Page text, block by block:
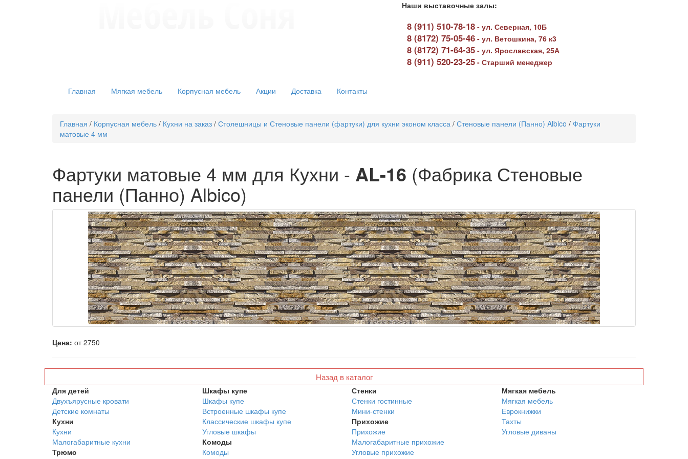
Наши выставочные залы:
8 (911) 510-78-18- ул. Северная, 10Б
8 (8172) 75-05-46- ул. Ветошкина, 76 к3
8 (8172) 71-64-35- ул. Ярославская, 25А
8 (911) 520-23-25- Старший менеджер
Главная Мягкая мебель Корпусная мебель Акции Доставка Контакты
Главная / Корпусная мебель / Кухни на заказ / Столешницы и Стеновые панели (фартуки) для кухни эконом класса / Стеновые панели (Панно) Albico / Фартуки
матовые 4 мм
Фартуки матовые 4 мм для Кухни - AL-16 (Фабрика Стеновые
панели (Панно) Albico)
Цена: от 2750
Назад в каталог
Для детей
Двухъярусные кровати
Детские комнаты
Кухни
Кухни
Малогабаритные кухни
Трюмо
Шкафы купе
Шкафы купе
Встроенные шкафы купе
Классические шкафы купе
Угловые шкафы
Комоды
Комоды
Стенки
Стенки гостинные
Мини-стенки
Прихожие
Прихожие
Малогабаритные прихожие
Угловые прихожие
Мягкая мебель
Мягкая мебель
Еврокнижки
Тахты
Угловые диваны